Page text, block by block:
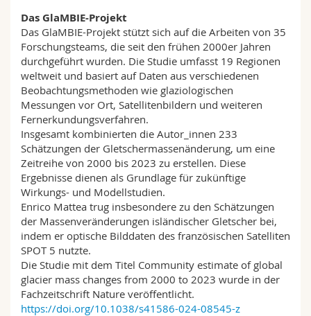
Das GlaMBIE-Projekt
Das GlaMBIE-Projekt stützt sich auf die Arbeiten von 35
Forschungsteams, die seit den frühen 2000er Jahren
durchgeführt wurden. Die Studie umfasst 19 Regionen
weltweit und basiert auf Daten aus verschiedenen
Beobachtungsmethoden wie glaziologischen
Messungen vor Ort, Satellitenbildern und weiteren
Fernerkundungsverfahren.
Insgesamt kombinierten die Autor_innen 233
Schätzungen der Gletschermassenänderung, um eine
Zeitreihe von 2000 bis 2023 zu erstellen. Diese
Ergebnisse dienen als Grundlage für zukünftige
Wirkungs- und Modellstudien.
Enrico Mattea trug insbesondere zu den Schätzungen
der Massenveränderungen isländischer Gletscher bei,
indem er optische Bilddaten des französischen Satelliten
SPOT 5 nutzte.
Die Studie mit dem Titel Community estimate of global
glacier mass changes from 2000 to 2023 wurde in der
Fachzeitschrift Nature veröffentlicht.
https://doi.org/10.1038/s41586-024-08545-z